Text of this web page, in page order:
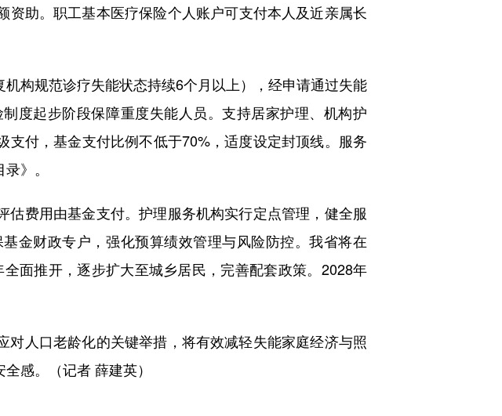
助。职工基本医疗保险个人账户可支付本人及近亲属长
规范诊疗失能状态持续6个月以上），经申请通过失能
度起步阶段保障重度失能人员。支持居家护理、机构护
付，基金支付比例不低于70%，适度设定封顶线。服务
》。
费用由基金支付。护理服务机构实行定点管理，健全服
金财政专户，强化预算绩效管理与风险防控。我省将在
面推开，逐步扩大至城乡居民，完善配套政策。2028年
人口老龄化的关键举措，将有效减轻失能家庭经济与照
感。（记者 薛建英）